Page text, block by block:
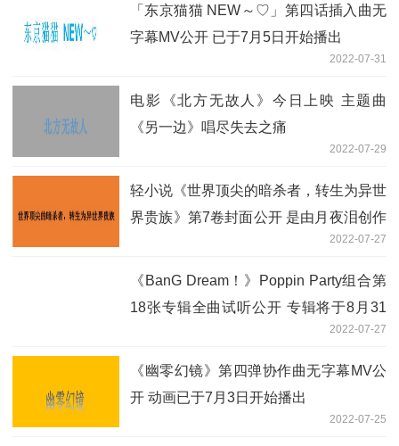
「东京猫猫 NEW～♡」第四话插入曲无
字幕MV公开 已于7月5日开始播出
2022-07-31
电影《北方无故人》今日上映 主题曲
《另一边》唱尽失去之痛
2022-07-29
轻小说《世界顶尖的暗杀者，转生为异世
界贵族》第7卷封面公开 是由月夜泪创作
2022-07-27
《BanG Dream！》Poppin Party组合第
18张专辑全曲试听公开 专辑将于8月31
2022-07-27
《幽零幻镜》第四弹协作曲无字幕MV公
开 动画已于7月3日开始播出
2022-07-25